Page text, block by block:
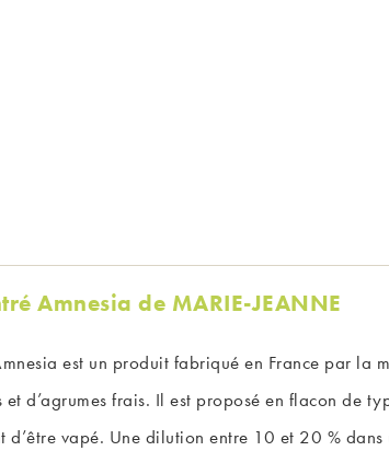
Amnesia de MARIE-JEANNE
est un produit fabriqué en France par
et d’agrumes frais. Il est proposé en flacon de
d’être vapé. Une dilution entre 10 et 20 %